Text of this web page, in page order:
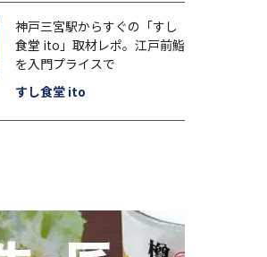
神戸三宮駅からすぐの「すし
食堂 ito」取材レポ。江戸前鮨
を入門プライスで
すし食堂 ito